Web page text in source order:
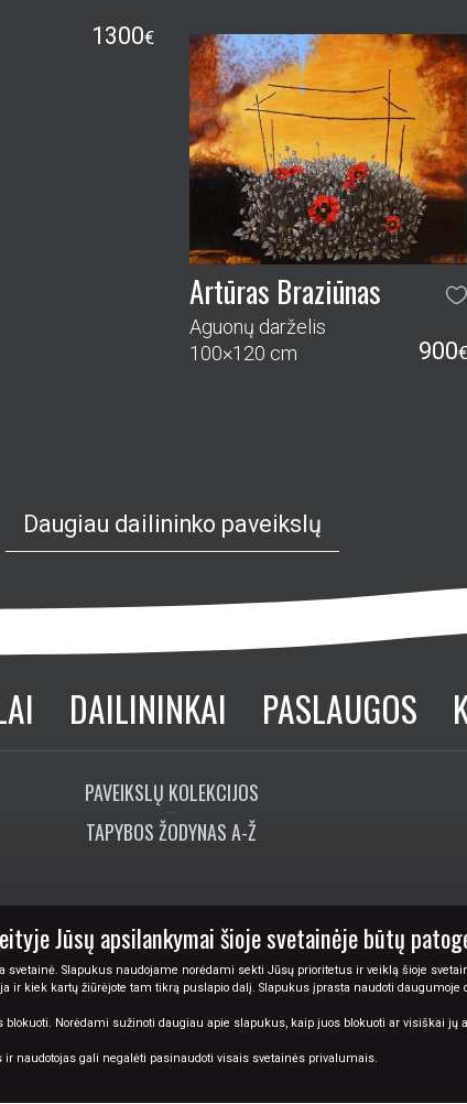
1300€
Artūras Braziūnas
Aguonų darželis
100×120 cm
900€
Daugiau dailininko paveikslų
DAILININKAI PASLAUGOS
PAVEIKSLŲ KOLEKCIJOS
TAPYBOS ŽODYNAS A-Ž
Jūsų apsilankymai šioje svetainėje būtų
Slapukus naudojame norėdami sekti Jūsų prioritetus ir veiklą šioje
kiek kartų žiūrėjote tam tikrą puslapio dalį. Slapukus įprasta naudoti daugumoje
Norėdami sužinoti daugiau apie slapukus, kaip juos blokuoti ar visiškai jų
naudotojas gali negalėti pasinaudoti visais svetainės privalumais.